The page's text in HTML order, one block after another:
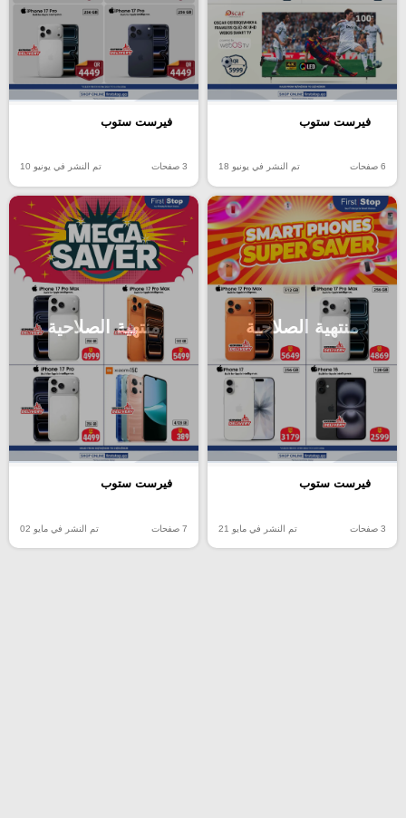
فيرست ستوب
6 صفحات تم النشر في يونيو 18
فيرست ستوب
3 صفحات تم النشر في يونيو 10
منتهية الصلاحية
فيرست ستوب
3 صفحات تم النشر في مايو 21
منتهية الصلاحية
فيرست ستوب
7 صفحات تم النشر في مايو 02